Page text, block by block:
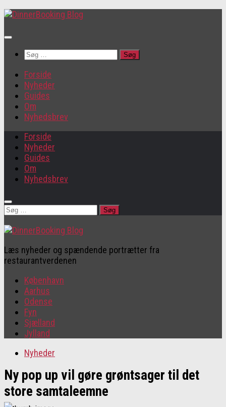
Søg
Forside
Nyheder
Guides
Om
Nyhedsbrev
Forside
Nyheder
Guides
Om
Nyhedsbrev
Søg
Læs nyheder og spændende portrætter fra
restaurantverdenen
København
Aarhus
Odense
Fyn
Sjælland
Jylland
Nyheder
Ny pop up vil gøre grøntsager til det
store samtaleemne